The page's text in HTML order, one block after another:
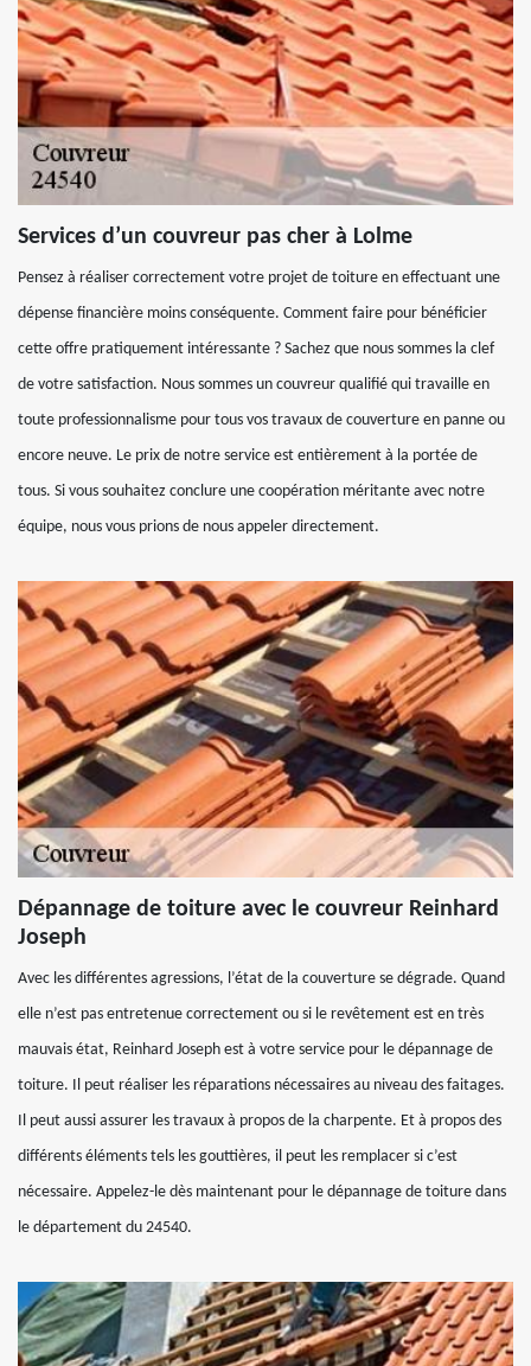
Services d’un couvreur pas cher à Lolme
Pensez à réaliser correctement votre projet de toiture en effectuant une
dépense financière moins conséquente. Comment faire pour bénéficier
cette offre pratiquement intéressante ? Sachez que nous sommes la clef
de votre satisfaction. Nous sommes un couvreur qualifié qui travaille en
toute professionnalisme pour tous vos travaux de couverture en panne ou
encore neuve. Le prix de notre service est entièrement à la portée de
tous. Si vous souhaitez conclure une coopération méritante avec notre
équipe, nous vous prions de nous appeler directement.
Dépannage de toiture avec le couvreur Reinhard
Joseph
Avec les différentes agressions, l’état de la couverture se dégrade. Quand
elle n’est pas entretenue correctement ou si le revêtement est en très
mauvais état, Reinhard Joseph est à votre service pour le dépannage de
toiture. Il peut réaliser les réparations nécessaires au niveau des faitages.
Il peut aussi assurer les travaux à propos de la charpente. Et à propos des
différents éléments tels les gouttières, il peut les remplacer si c’est
nécessaire. Appelez-le dès maintenant pour le dépannage de toiture dans
le département du 24540.